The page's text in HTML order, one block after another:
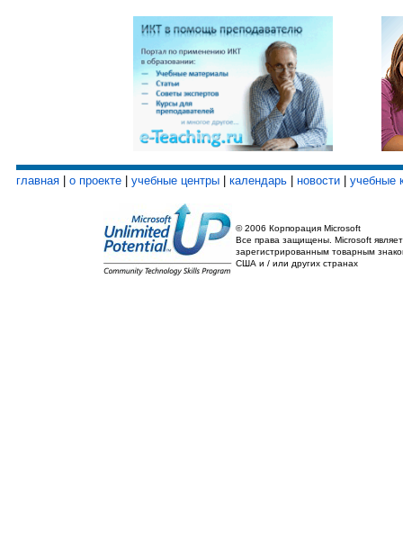
главная о проекте учебные центры календарь новости учебные
© 2006 Корпорация Microsoft
Все права защищены. Microsoft
зарегистрированным товарным
США и / или других странах